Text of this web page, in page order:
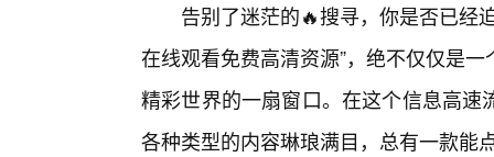
告别了迷茫的🔥搜寻，你是否已经
在线观看免费高清资源”，绝不仅仅是
精彩世界的一扇窗口。在这个信息高
各种类型的内容琳琅满目，总有一款能